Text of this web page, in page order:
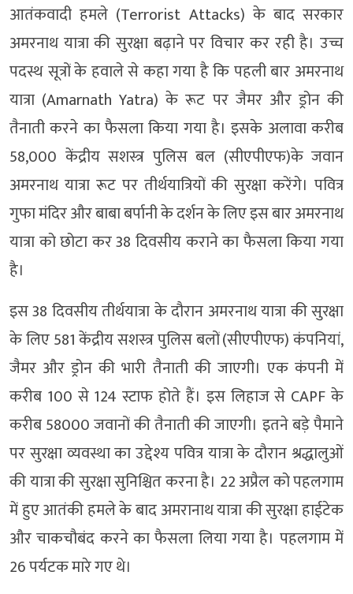
आतंकवादी हमले (Terrorist Attacks) के बाद सरकार
अमरनाथ यात्रा की सुरक्षा बढ़ाने पर विचार कर रही है। उच्च
पदस्थ सूत्रों के हवाले से कहा गया है कि पहली बार अमरनाथ
यात्रा (Amarnath Yatra) के रूट पर जैमर और ड्रोन की
तैनाती करने का फैसला किया गया है। इसके अलावा करीब
58,000 केंद्रीय सशस्त्र पुलिस बल (सीएपीएफ)के जवान
अमरनाथ यात्रा रूट पर तीर्थयात्रियों की सुरक्षा करेंगे। पवित्र
गुफा मंदिर और बाबा बर्पानी के दर्शन के लिए इस बार अमरनाथ
यात्रा को छोटा कर 38 दिवसीय कराने का फैसला किया गया
है।
इस 38 दिवसीय तीर्थयात्रा के दौरान अमरनाथ यात्रा की सुरक्षा
के लिए 581 केंद्रीय सशस्त्र पुलिस बलों (सीएपीएफ) कंपनियां,
जैमर और ड्रोन की भारी तैनाती की जाएगी। एक कंपनी में
करीब 100 से 124 स्टाफ होते हैं। इस लिहाज से CAPF के
करीब 58000 जवानों की तैनाती की जाएगी। इतने बड़े पैमाने
पर सुरक्षा व्यवस्था का उद्देश्य पवित्र यात्रा के दौरान श्रद्धालुओं
की यात्रा की सुरक्षा सुनिश्चित करना है। 22 अप्रैल को पहलगाम
में हुए आतंकी हमले के बाद अमरानाथ यात्रा की सुरक्षा हाईटेक
और चाकचौबंद करने का फैसला लिया गया है। पहलगाम में
26 पर्यटक मारे गए थे।